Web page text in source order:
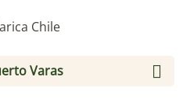
Varas